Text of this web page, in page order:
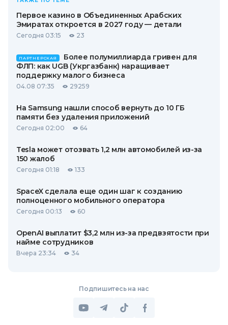
Первое казино в Объединенных Арабских
Эмиратах откроется в 2027 году — детали
Сегодня 03:15 23
ПАРТНЕРСКАЯ
Более полумиллиарда гривен для
ФЛП: как UGB (Укргазбанк) наращивает
поддержку малого бизнеса
04.08 07:35 29259
На Samsung нашли способ вернуть до 10 ГБ
памяти без удаления приложений
Сегодня 02:00 64
Tesla может отозвать 1,2 млн автомобилей из-за
150 жалоб
Сегодня 01:18 133
SpaceX сделала еще один шаг к созданию
полноценного мобильного оператора
Сегодня 00:13 60
OpenAI выплатит $3,2 млн из-за предвзятости при
найме сотрудников
Вчера 23:34 34
Подпишитесь на нас